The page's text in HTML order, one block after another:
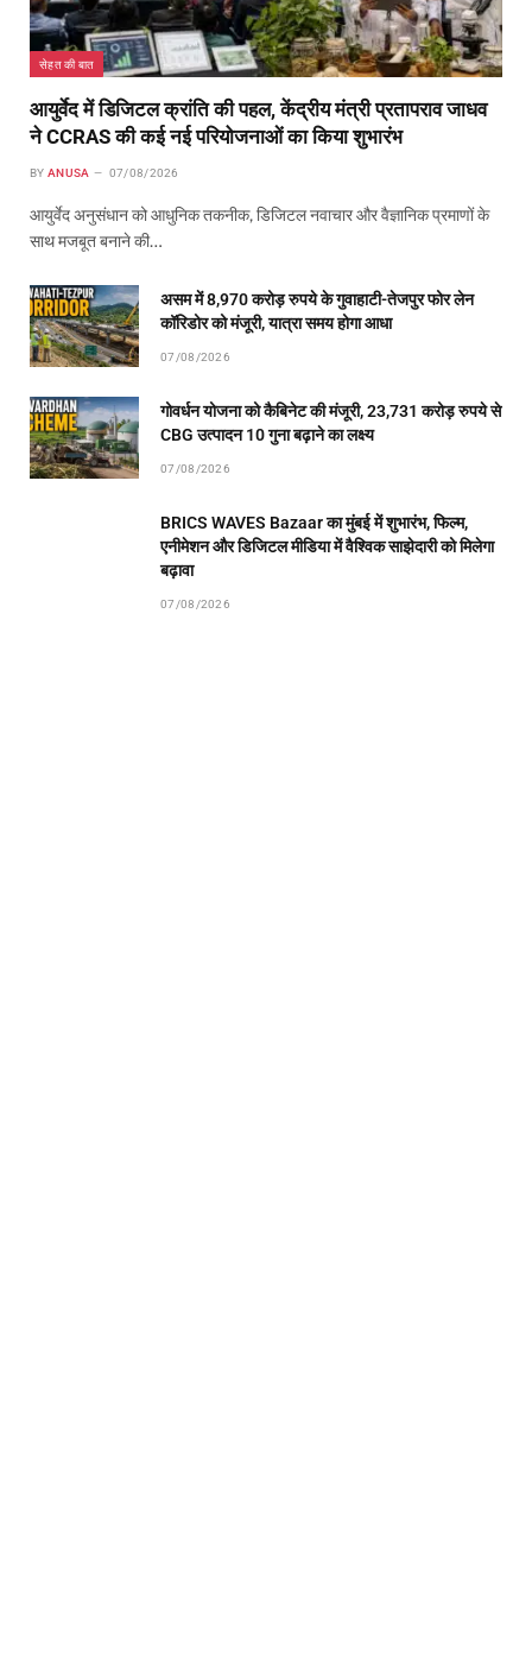
सेहत की बात
आयुर्वेद में डिजिटल क्रांति की पहल, केंद्रीय मंत्री प्रतापराव जाधव
ने CCRAS की कई नई परियोजनाओं का किया शुभारंभ
BY ANUSA 07/08/2026
आयुर्वेद अनुसंधान को आधुनिक तकनीक, डिजिटल नवाचार और वैज्ञानिक प्रमाणों के
साथ मजबूत बनाने की…
असम में 8,970 करोड़ रुपये के गुवाहाटी-तेजपुर फोर लेन
कॉरिडोर को मंजूरी, यात्रा समय होगा आधा
07/08/2026
गोवर्धन योजना को कैबिनेट की मंजूरी, 23,731 करोड़ रुपये से
CBG उत्पादन 10 गुना बढ़ाने का लक्ष्य
07/08/2026
BRICS WAVES Bazaar का मुंबई में शुभारंभ, फिल्म,
एनीमेशन और डिजिटल मीडिया में वैश्विक साझेदारी को मिलेगा
बढ़ावा
07/08/2026